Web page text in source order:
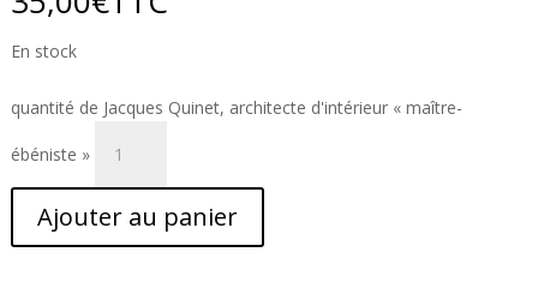
En stock
quantité de Jacques Quinet, architecte d'intérieur « maître-
ébéniste »
Ajouter au panier